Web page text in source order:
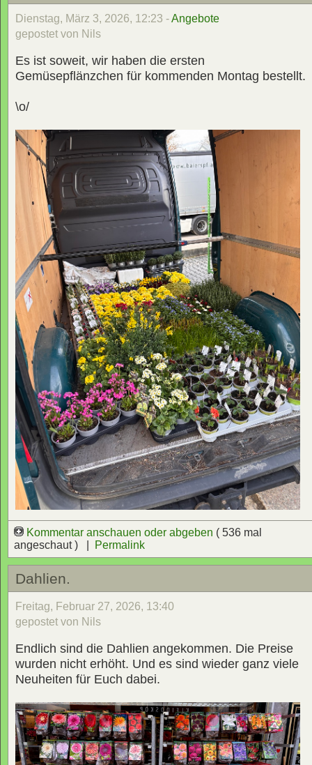
Dienstag, März 3, 2026, 12:23 -Angebote
gepostet von Nils
Es ist soweit, wir haben die ersten
Gemüsepflänzchen für kommenden Montag bestellt.
\o/
Kommentar anschauen oder abgeben ( 536 mal
angeschaut ) |
Permalink
Dahlien.
Freitag, Februar 27, 2026, 13:40
gepostet von Nils
Endlich sind die Dahlien angekommen. Die Preise
wurden nicht erhöht. Und es sind wieder ganz viele
Neuheiten für Euch dabei.